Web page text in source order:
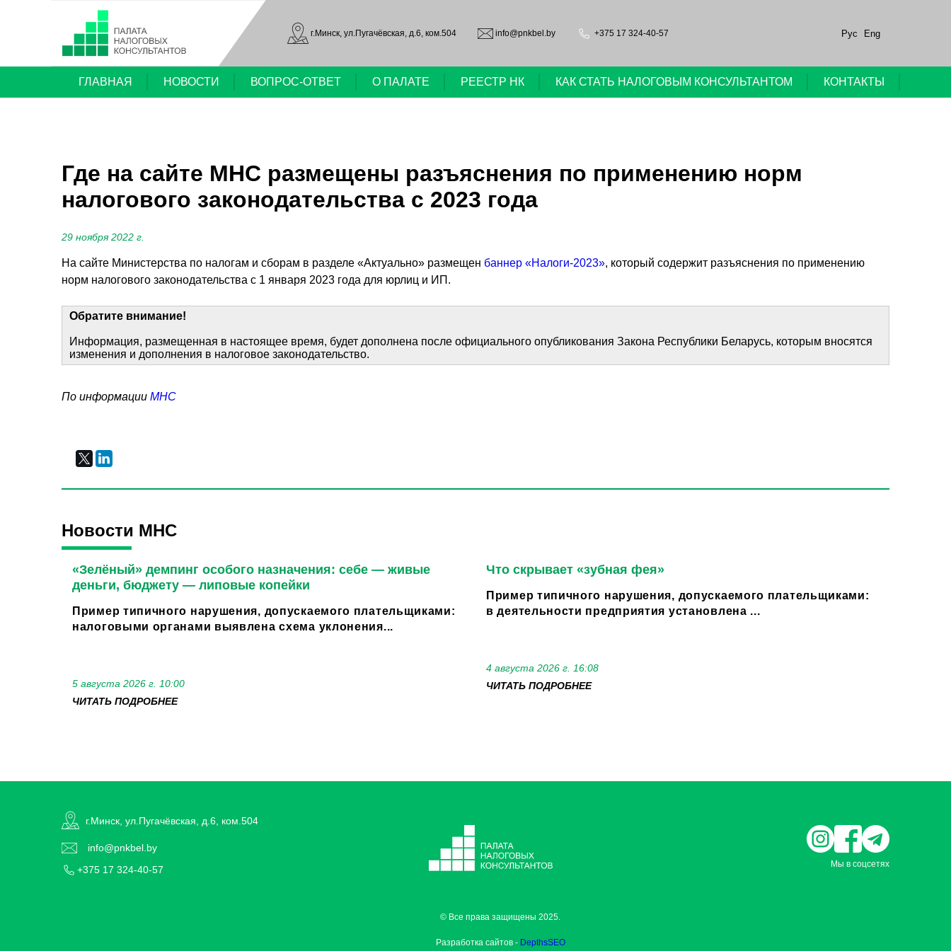
г.Минск, ул.Пугачёвская, д.6, ком.504 info@pnkbel.by +375 17 324-40-57 Рус Eng
ГЛАВНАЯ НОВОСТИ ВОПРОС-ОТВЕТ О ПАЛАТЕ РЕЕСТР НК КАК СТАТЬ НАЛОГОВЫМ КОНСУЛЬТАНТОМ КОНТАКТЫ
Где на сайте МНС размещены разъяснения по применению норм
налогового законодательства с 2023 года
29 ноября 2022 г.
На сайте Министерства по налогам и сборам в разделе «Актуально» размещен баннер «Налоги-2023», который содержит разъяснения по применению
норм налогового законодательства с 1 января 2023 года для юрлиц и ИП.
Обратите внимание!
Информация, размещенная в настоящее время, будет дополнена после официального опубликования Закона Республики Беларусь, которым вносятся
изменения и дополнения в налоговое законодательство.
По информации МНС
Новости МНС
«Зелёный» демпинг особого назначения: себе — живые
деньги, бюджету — липовые копейки
Пример типичного нарушения, допускаемого плательщиками:
налоговыми органами выявлена схема уклонения...
5 августа 2026 г. 10:00
ЧИТАТЬ ПОДРОБНЕЕ
Что скрывает «зубная фея»
Пример типичного нарушения, допускаемого плательщиками:
в деятельности предприятия установлена ...
4 августа 2026 г. 16:08
ЧИТАТЬ ПОДРОБНЕЕ
г.Минск, ул.Пугачёвская, д.6, ком.504
info@pnkbel.by
+375 17 324-40-57
Мы в соцсетях
© Все права защищены 2025.
Разработка сайтов - DepthsSEO